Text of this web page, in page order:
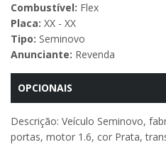
Combustível: Flex
Placa: XX - XX
Tipo: Seminovo
Anunciante: Revenda
OPCIONAIS
Descrição: Veículo Seminovo,
portas, motor 1.6, cor Prata,